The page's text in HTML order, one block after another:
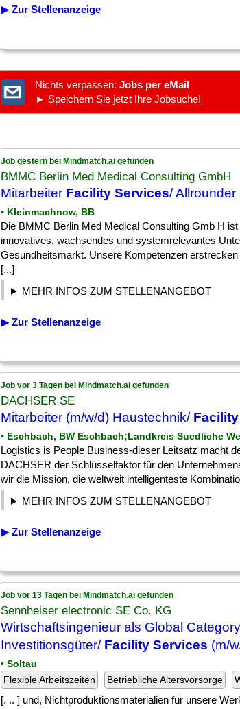
▶ Zur Stellenanzeige
Nichts verpassen: Jobs per eMail
► Speichern Sie jetzt Ihre Jobsuche!
Job gestern bei Mindmatch.ai gefunden
BMMC Berlin Med Medical Consulting GmbH
Mitarbeiter Facility Services/ Allrounder
• Kleinmachnow, BB
Die BMMC Berlin Med Medical Consulting Gmb H
innovatives, wachsendes und systemrelevantes
Gesundheitsmarkt. Unsere Kompetenzen
[...]
MEHR INFOS ZUM STELLENANGEBOT
▶ Zur Stellenanzeige
Job vor 3 Tagen bei Mindmatch.ai gefunden
DACHSER SE
Mitarbeiter (m/w/d) Haustechnik/
• Eschbach, BW Eschbach;Landkreis Suedliche
Logistics is People Business-dieser Leitsatz macht
DACHSER der Schlüsselfaktor für den
wir die Mission, die weltweit intelligenteste
MEHR INFOS ZUM STELLENANGEBOT
▶ Zur Stellenanzeige
Job vor 13 Tagen bei Mindmatch.ai gefunden
Sennheiser electronic SE Co. KG
Wirtschaftsingenieur als Global
Investitionsgüter/ Facility Services (m/
• Soltau
Flexible Arbeitszeiten
Betriebliche Altersvorsorge
[. .. ] und, Nichtproduktionsmaterialien für unsere